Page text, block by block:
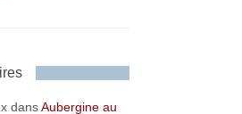
dansAubergine au